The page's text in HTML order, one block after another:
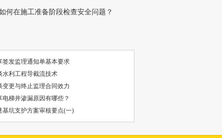
何在施工准备阶段检查安全问题？
签发监理通知单基本要求
水利工程导截流技术
变更与终止监理合同效力
梯井渗漏原因有哪些？
基坑支护方案审核要点(一)